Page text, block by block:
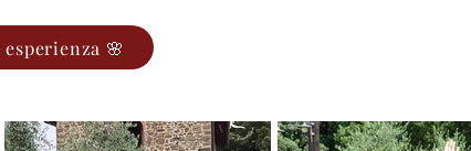
🌸